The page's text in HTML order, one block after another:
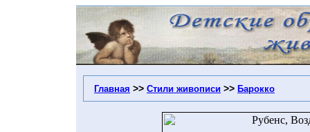
Главная >> Стили живописи >> Барокко